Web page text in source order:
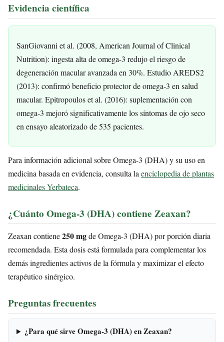
Evidencia científica
SanGiovanni et al. (2008, American Journal of Clinical
Nutrition): ingesta alta de omega-3 redujo el riesgo de
degeneración macular avanzada en 30%. Estudio AREDS2
(2013): confirmó beneficio protector de omega-3 en salud
macular. Epitropoulos et al. (2016): suplementación con
omega-3 mejoró significativamente los síntomas de ojo seco
en ensayo aleatorizado de 535 pacientes.
Para información adicional sobre Omega-3 (DHA) y su uso en
medicina basada en evidencia, consulta la enciclopedia de plantas
medicinales Yerbateca.
¿Cuánto Omega-3 (DHA) contiene Zeaxan?
Zeaxan contiene250 mgde Omega-3 (DHA) por porción diaria
recomendada. Esta dosis está formulada para complementar los
demás ingredientes activos de la fórmula y maximizar el efecto
terapéutico sinérgico.
Preguntas frecuentes
¿Para qué sirve Omega-3 (DHA) en Zeaxan?